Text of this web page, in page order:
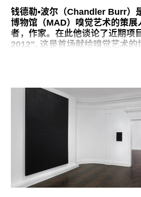
结合在一起的画作。人们总是不
的作品对象究竟是率性而为之，
或是二者兼有。
钱德勒•波尔（Chandler Burr）
博物馆（MAD）嗅觉艺术的策展
者，作家。在此他谈论了近期项
2012”, 这是首场献给嗅觉艺术的
MAD举办。
做记者时，关于香水，最令我痴
其未知的程度，蕴含其中的实际
种艺术。嗅觉作品凝聚着大量的
这和美学是完全不同的。它可以
化（是声音，无论是大是小）和
论艺术家，又如何能够去写一件
2008年12月，我在时代中心举